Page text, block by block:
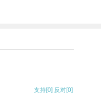
支持[0] 反对[0]